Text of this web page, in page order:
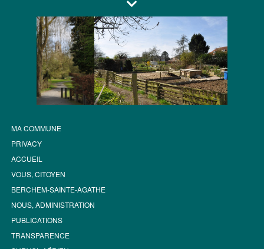
MA COMMUNE
PRIVACY
ACCUEIL
VOUS, CITOYEN
BERCHEM-SAINTE-AGATHE
NOUS, ADMINISTRATION
PUBLICATIONS
TRANSPARENCE